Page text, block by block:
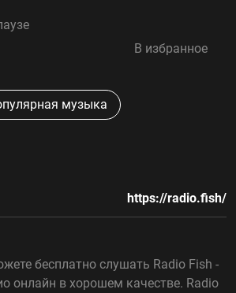
В избранное
музыка
https://radio.fish/
бесплатно слушать Radio Fish -
онлайн в хорошем качестве. Radio